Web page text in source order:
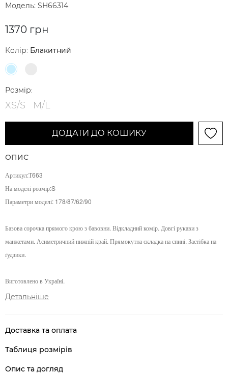
Модель: SH66314
1370 грн
Колір: Блакитний
Розмір:
XS/S M/L
ДОДАТИ ДО КОШИКУ
ОПИС
Артикул:Т663
На моделі розмір:S
Параметри моделі: 178/87/62/90
Базова сорочка прямого крою з бавовни. Відкладний комір. Довгі рукави з
манжетами. Асиметричний нижній край. Прямокутна складка на спині. Застібка на
ґудзики.
Виготовлено в Україні.
Детальніше
Доставка та оплата
Таблиця розмірів
Опис та догляд